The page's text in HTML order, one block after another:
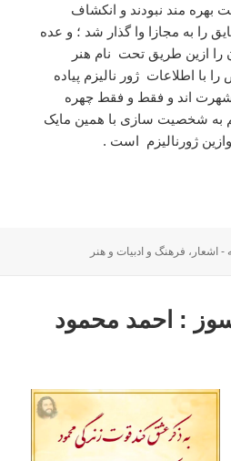
مند نبودند و انکشاف
را به مجازا وا گذار شد ؛ و عده
را ازین طریق تحت نام هنر
با اطلاعات ژور نالیزم پیاده
اند و فقط و فقط چهره
به شخصیت سازی با همین مایک
ژورنالیزم است .
؟ :احمد نزیر ظفر
- اشعار ، فرهنگ و ادبیات و هنر
: احمد محمود